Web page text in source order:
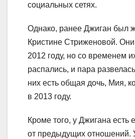
социальных сетях.
Однако, ранее Джиган был
Кристине Стриженовой.
2012 году, но со временем
распались, и пара
них есть общая дочь, Мия,
в 2013 году.
Кроме того, у Джигана есть
от предыдущих отношений.